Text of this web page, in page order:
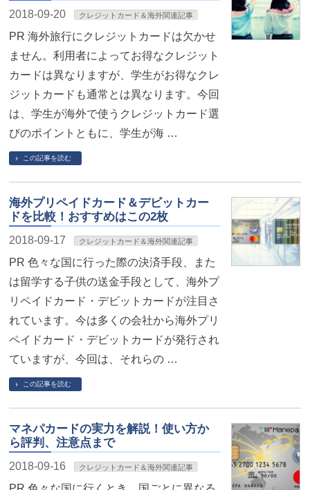
2018-09-20 クレジットカード＆海外関連記事
PR 海外旅行にクレジットカードは欠かせ
ません。利用者によってお得なクレジット
カードは異なりますが、学生がお得なクレ
ジットカードも通常とは異なります。今回
は、学生が海外で使うクレジットカード選
びのポイントともに、学生が海 …
この記事を読む
海外プリペイドカード＆デビットカー
ドを比較！おすすめはこの2枚
2018-09-17 クレジットカード＆海外関連記事
PR 色々な国に行った際の決済手段、また
は留学する子供の送金手段として、海外プ
リペイドカード・デビットカードが注目さ
れています。今は多くの会社から海外プリ
ペイドカード・デビットカードが発行され
ていますが、今回は、それらの …
この記事を読む
マネパカードの実力を解説！使い方か
ら評判、注意点まで
2018-09-16 クレジットカード＆海外関連記事